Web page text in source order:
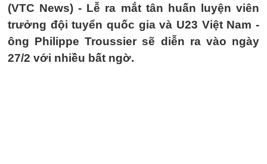
(VTC News) - Lễ ra mắt tân huấn luyện viên
trưởng đội tuyển quốc gia và U23 Việt Nam -
ông Philippe Troussier sẽ diễn ra vào ngày
27/2 với nhiều bất ngờ.